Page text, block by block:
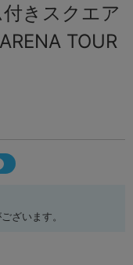
きスクエア
TOUR
ざいます。